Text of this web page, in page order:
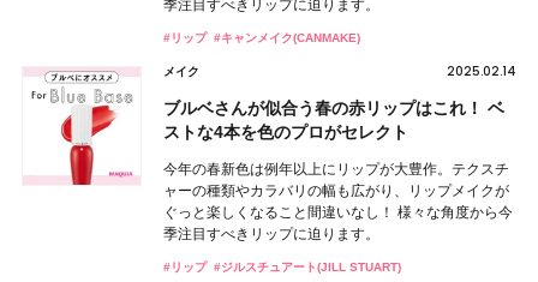
季注目すべきリップに迫ります。
#リップ #キャンメイク(CANMAKE)
メイク 2025.02.14
ブルベさんが似合う春の赤リップはこれ！ ベ
ストな4本を色のプロがセレクト
今年の春新色は例年以上にリップが大豊作。テクスチ
ャーの種類やカラバリの幅も広がり、リップメイクが
ぐっと楽しくなること間違いなし！ 様々な角度から今
季注目すべきリップに迫ります。
#リップ #ジルスチュアート(JILL STUART)